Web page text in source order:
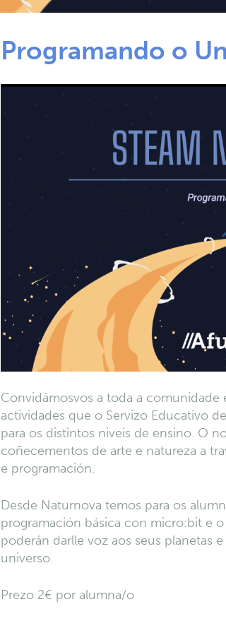
Programando o
Convidámosvos a toda a
actividades que o Servizo Educativo
para os distintos niveis de ensino. O
coñecementos de arte e natureza a
e programación.
Desde Naturnova temos para os
programación básica con micro:bit e
poderán darlle voz aos seus planetas
universo.
Prezo 2€ por alumna/o